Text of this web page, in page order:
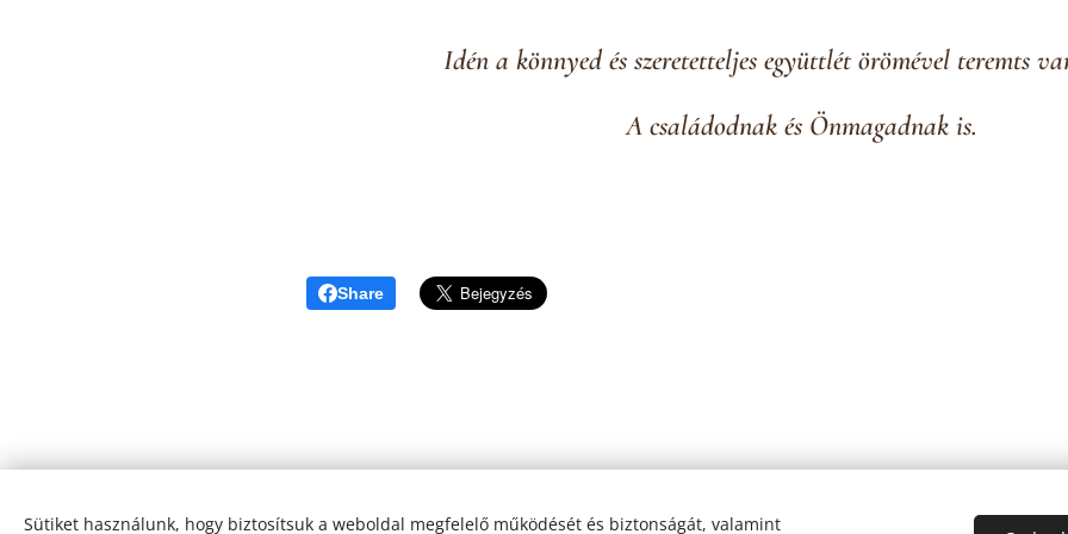
Idén a könnyed és szeretetteljes együttlét örömével teremts
A családodnak és Önmagadnak is.
Share
Sütiket használunk, hogy biztosítsuk a weboldal megfelelő működését és biztonságát, valamint